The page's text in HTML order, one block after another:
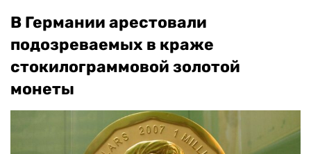
В Германии арестовали
подозреваемых в краже
стокилограммовой золотой
монеты